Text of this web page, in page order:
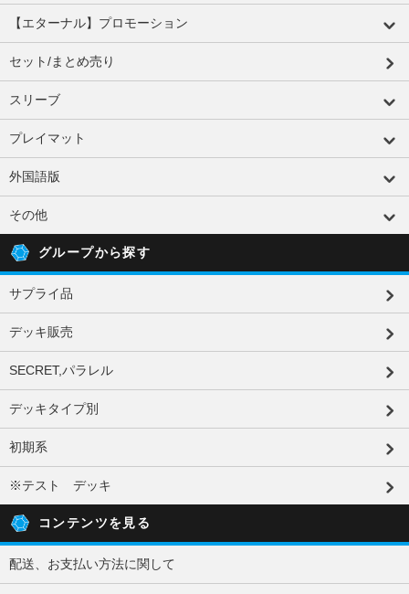
【エターナル】プロモーション
セット/まとめ売り
スリーブ
プレイマット
外国語版
その他
グループから探す
サプライ品
デッキ販売
SECRET,パラレル
デッキタイプ別
初期系
※テスト デッキ
コンテンツを見る
配送、お支払い方法に関して